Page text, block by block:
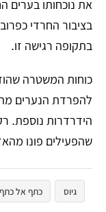
את נוכחותו בערים
בציבור החרדי
בתקופה רגישה זו.
​כוחות המשטרה
להפרדת הנערים
הידרדרות נוספת.
שהפעילים פונו
גיוס כתף אל כתף